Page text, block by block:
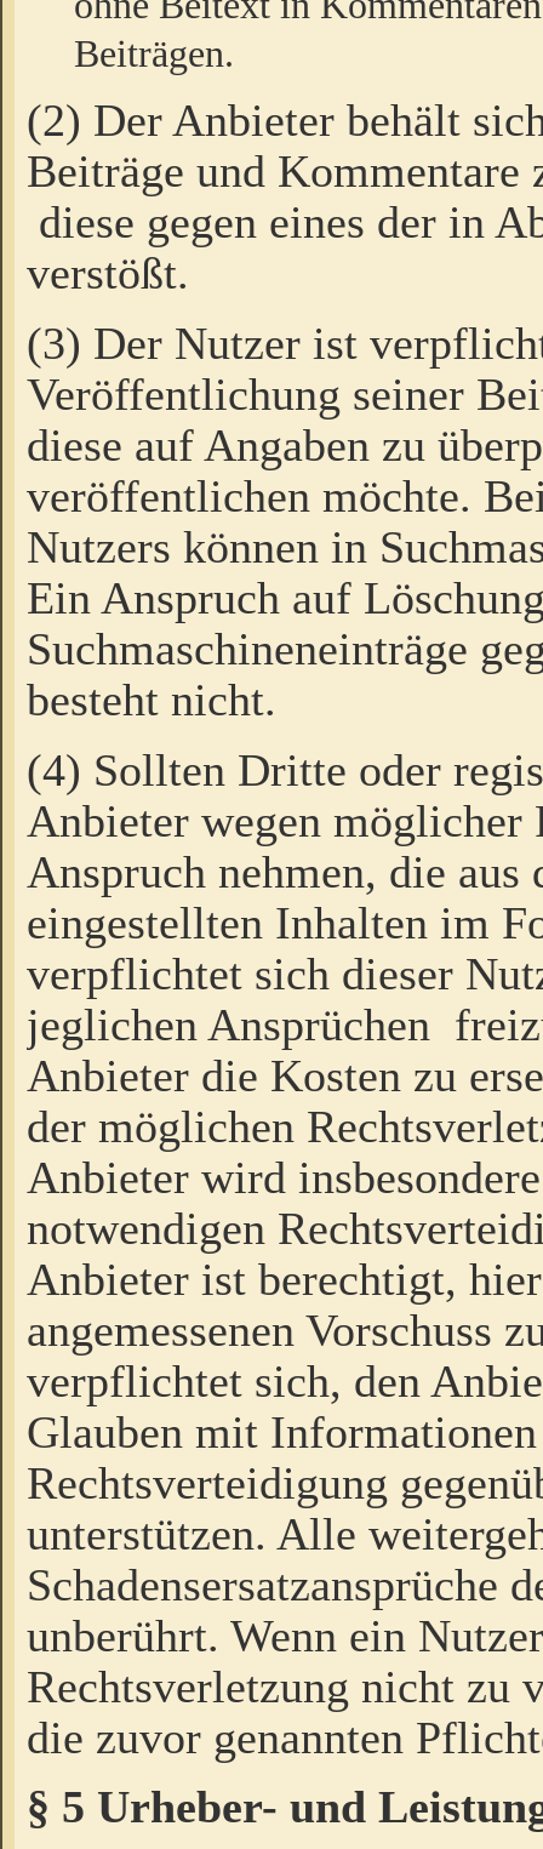
Beiträgen.
(2) Der Anbieter behält
Beiträge und Kommentare
diese gegen eines der in
verstößt.
(3) Der Nutzer ist
Veröffentlichung seiner
diese auf Angaben zu
veröffentlichen möchte.
Nutzers können in
Ein Anspruch auf
Suchmaschineneinträge
besteht nicht.
(4) Sollten Dritte oder
Anbieter wegen möglicher
Anspruch nehmen, die
eingestellten Inhalten im
verpflichtet sich dieser
jeglichen Ansprüchen
Anbieter die Kosten zu
der möglichen
Anbieter wird
notwendigen
Anbieter ist berechtigt,
angemessenen Vorschuss
verpflichtet sich, den
Glauben mit
Rechtsverteidigung
unterstützen. Alle
Schadensersatzansprüche
unberührt. Wenn ein
Rechtsverletzung nicht zu
die zuvor genannten
§ 5 Urheber- und